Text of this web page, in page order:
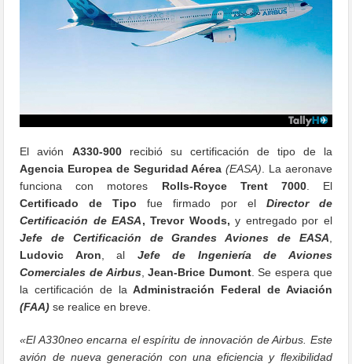
El avión A330-900recibió su certificación de tipo de la
Agencia Europea de Seguridad Aérea (EASA) . La aeronave
funciona con motores Rolls-Royce Trent 7000. El
Certificado de Tipo fue firmado por el Director de
Certificación de EASA, Trevor Woods, y entregado por el
Jefe de Certificación de Grandes Aviones de EASA
Ludovic Aron , al Jefe de Ingeniería de Aviones
Comerciales de Airbus, Jean-Brice Dumont. Se espera que
la certificación de laAdministración Federal de Aviación
(FAA) se realice en breve.
«El A330neo encarna el espíritu de innovación de Airbus. Este
avión de nueva generación con una eficiencia y flexibilidad